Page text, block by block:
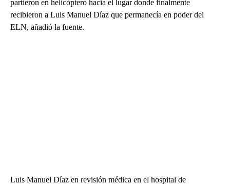
partieron en helicóptero hacia el lugar donde finalmente
recibieron a Luis Manuel Díaz que permanecía en poder del
ELN, añadió la fuente.
Luis Manuel Díaz en revisión médica en el hospital de